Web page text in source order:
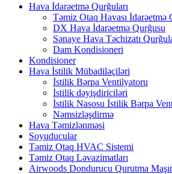
Hava İdarəetmə Qurğuları
Təmiz Otaq Havası İdarəetmə
DX Hava İdarəetmə Qurğusu
Sənaye Hava Təchizatı
Dam Kondisioneri
Kondisioner
Hava İstilik Mübadiləçiləri
İstilik Bərpa Ventilyatoru
İstilik dəyişdiriciləri
İstilik Nasosu İstilik Bərpa
Nəmsizləşdirmə
Hava Təmizlənməsi
Soyuducular
Təmiz Otaq HVAC Sistemi
Təmiz Otaq Ləvazimatları
Airwoods Dondurucu Qurutma